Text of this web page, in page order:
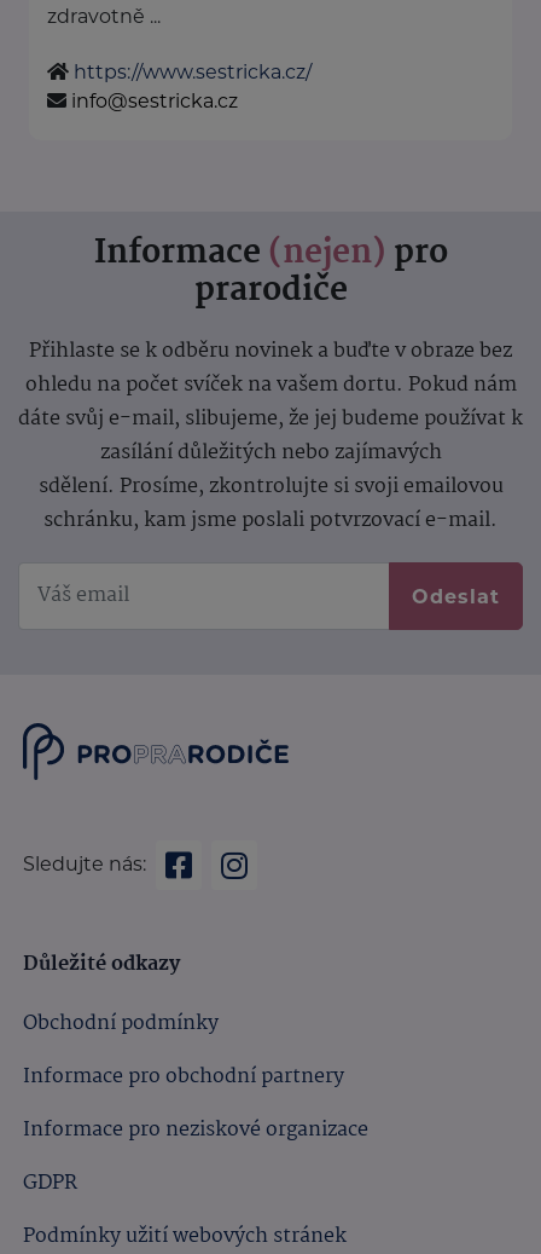
zdravotně ...
https://www.sestricka.cz/
info@sestricka.cz
Informace (nejen) pro
prarodiče
Přihlaste se k odběru novinek a buďte v obraze bez
ohledu na počet svíček na vašem dortu. Pokud nám
dáte svůj e-mail, slibujeme, že jej budeme používat k
zasílání důležitých nebo zajímavých
sdělení. Prosíme, zkontrolujte si svoji emailovou
schránku, kam jsme poslali potvrzovací e-mail.
Odeslat
Sledujte nás:
Důležité odkazy
Obchodní podmínky
Informace pro obchodní partnery
Informace pro neziskové organizace
GDPR
Podmínky užití webových stránek